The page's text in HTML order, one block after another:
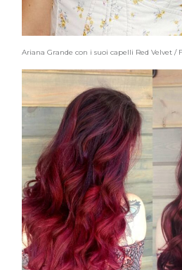
Ariana Grande con i suoi capelli Red Velvet /